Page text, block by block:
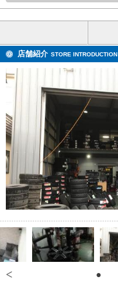
店舗紹介 STORE INTRODUCTION